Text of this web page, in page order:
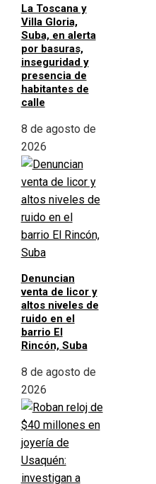
La Toscana y
Villa Gloria,
Suba, en alerta
por basuras,
inseguridad y
presencia de
habitantes de
calle
8 de agosto de
2026
Denuncian
venta de licor y
altos niveles de
ruido en el
barrio El
Rincón, Suba
8 de agosto de
2026